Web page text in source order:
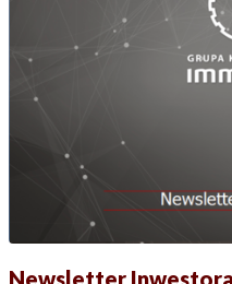
Newsletter Inwestora